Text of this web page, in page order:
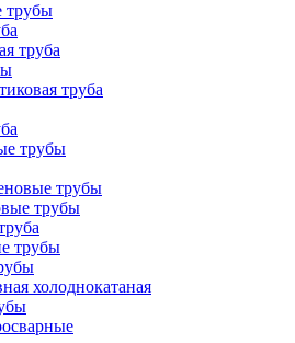
трубы
труба
труба
трубы
трубы
трубы
трубы
холоднокатаная